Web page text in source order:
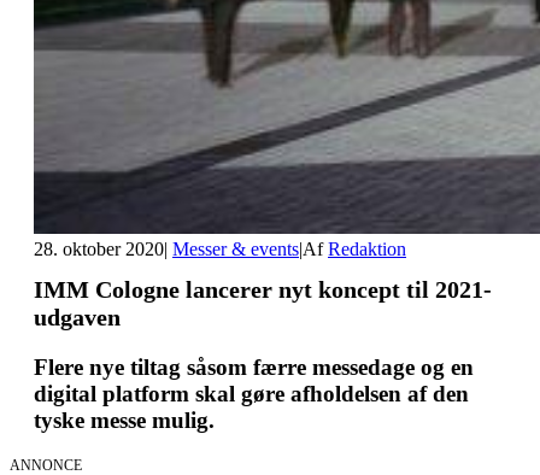
28. oktober 2020| Messer & events|AfRedaktion
IMM Cologne lancerer nyt koncept til 2021-
udgaven
Flere nye tiltag såsom færre messedage og en
digital platform skal gøre afholdelsen af den
tyske messe mulig.
ANNONCE